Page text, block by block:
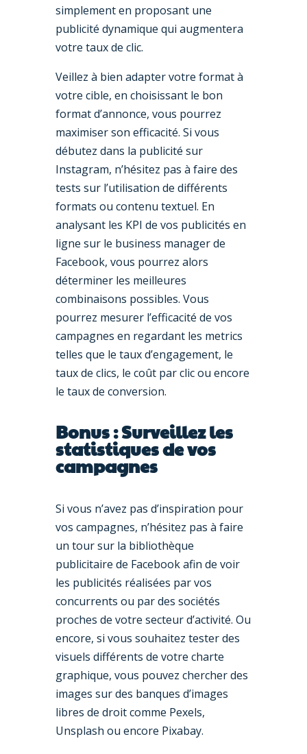
simplement en proposant une
publicité dynamique qui augmentera
votre taux de clic.
Veillez à bien adapter votre format à
votre cible, en choisissant le bon
format d’annonce, vous pourrez
maximiser son efficacité. Si vous
débutez dans la publicité sur
Instagram, n’hésitez pas à faire des
tests sur l’utilisation de différents
formats ou contenu textuel. En
analysant les KPI de vos publicités en
ligne sur le business manager de
Facebook, vous pourrez alors
déterminer les meilleures
combinaisons possibles. Vous
pourrez mesurer l’efficacité de vos
campagnes en regardant les metrics
telles que le taux d’engagement, le
taux de clics, le coût par clic ou encore
le taux de conversion.
Bonus : Surveillez les
statistiques de vos
campagnes
Si vous n’avez pas d’inspiration pour
vos campagnes, n’hésitez pas à faire
un tour sur la bibliothèque
publicitaire de Facebook afin de voir
les publicités réalisées par vos
concurrents ou par des sociétés
proches de votre secteur d’activité. Ou
encore, si vous souhaitez tester des
visuels différents de votre charte
graphique, vous pouvez chercher des
images sur des banques d’images
libres de droit comme Pexels,
Unsplash ou encore Pixabay.